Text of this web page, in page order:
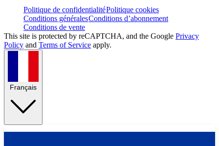
Politique de confidentialitéPolitique cookies
Conditions généralesConditions d’abonnement
Conditions de vente
This site is protected by reCAPTCHA, and the Google Privacy
Policy and Terms of Service apply.
Français